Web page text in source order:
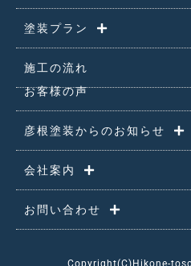
塗装プラン
施工の流れ
お客様の声
彦根塗装からのお知らせ
会社案内
お問い合わせ